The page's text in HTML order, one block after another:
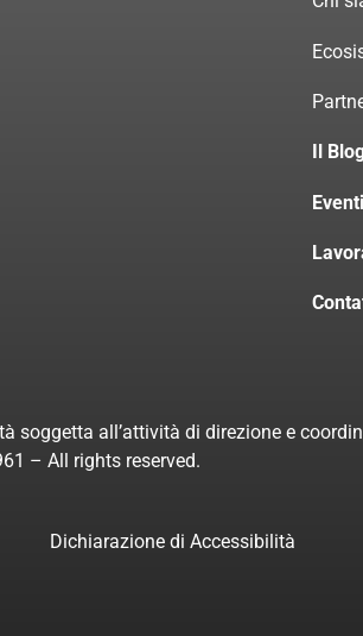
Il
Eventi
soggetta all’attività di direzione e
– All rights reserved.
Dichiarazione di Accessibilità